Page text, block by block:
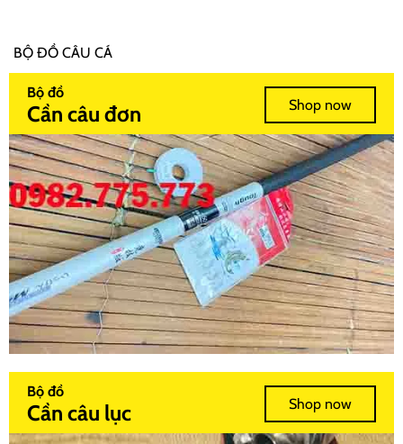
BỘ ĐỒ CÂU CÁ
Bộ đồ
Cần câu đơn Shop now
Bộ đồ
Cần câu lục Shop now